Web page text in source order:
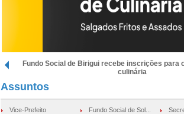
Fundo Social de Birigui recebe inscrições para
culinária
Assuntos
Vice-Prefeito Fundo Social de Sol...